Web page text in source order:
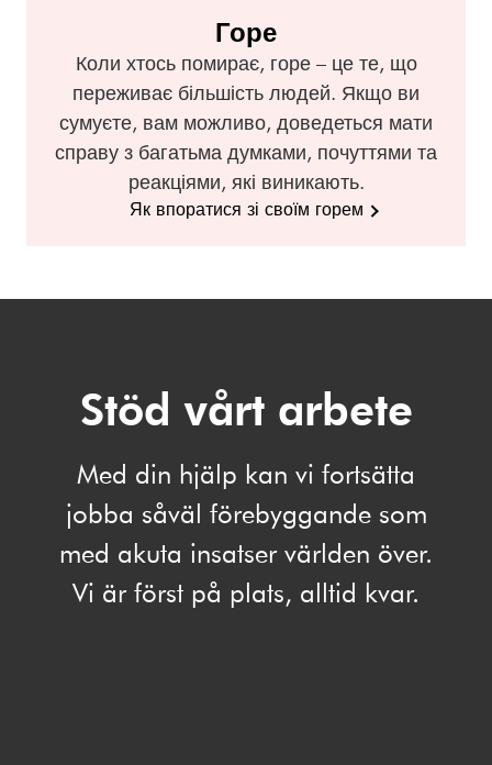
Горе
Коли хтось помирає, горе – це те, що
переживає більшість людей. Якщо ви
сумуєте, вам можливо, доведеться мати
справу з багатьма думками, почуттями та
реакціями, які виникають.
Як впоратися зі своїм горем
Stöd vårt arbete
Med din hjälp kan vi fortsätta
jobba såväl förebyggande som
med akuta insatser världen över.
Vi är först på plats, alltid kvar.